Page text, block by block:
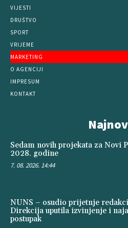
VIJESTI
DRUŠTVO
SPORT
VRIJEME
MARKETING
O AGENCIJI
IMPRESUM
KONTAKT
Sedam novih projekata za Novi
2028. godine
7. 08. 2026. 14:44
NUNS – osudio prijetnje
Direkcija uputila izvinjenje i
postupak